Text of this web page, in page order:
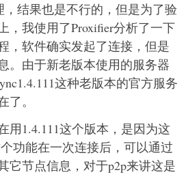
，结果也是不行的，但是为了验
，我使用了Proxifier分析了一下
，软件确实发起了连接，但是
。由于新老版本使用的服务器
这种老版本的官方服务
。
用1.4.111这个版本，是因为这
功能在一次连接后，可以通过
它节点信息，对于p2p来讲这是